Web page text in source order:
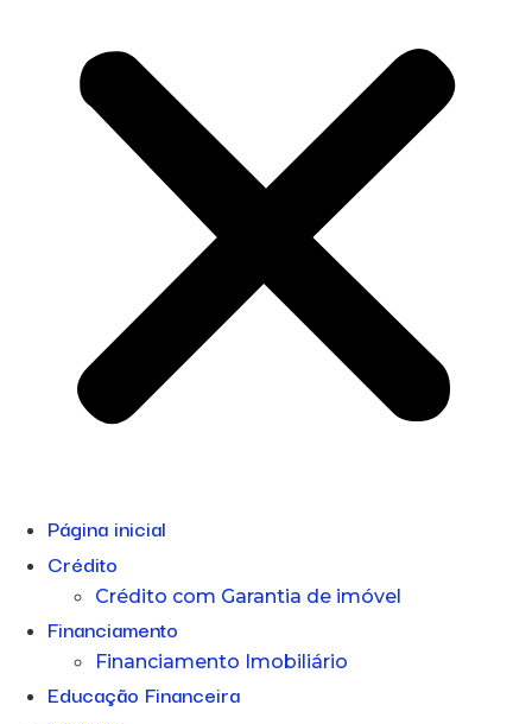
Página inicial
Crédito
Crédito com Garantia de imóvel
Financiamento
Financiamento Imobiliário
Educação Financeira